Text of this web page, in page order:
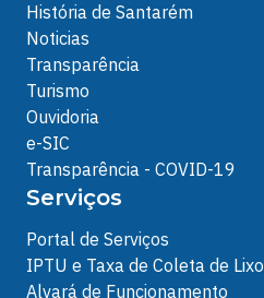
História de Santarém
Noticias
Transparência
Turismo
Ouvidoria
e-SIC
Transparência - COVID-19
Serviços
Portal de Serviços
IPTU e Taxa de Coleta de Lixo
Alvará de Funcionamento